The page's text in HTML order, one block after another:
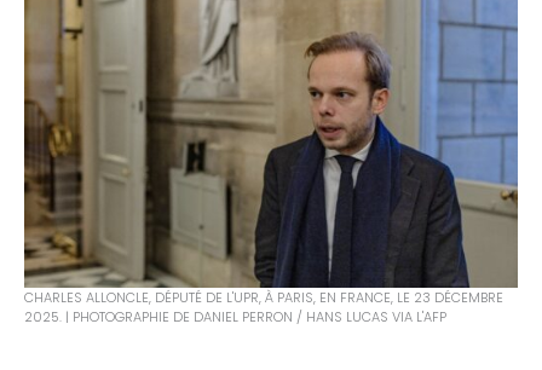
CHARLES ALLONCLE, DÉPUTÉ DE L'UPR, À PARIS, EN FRANCE, LE 23 DÉCEMBRE
2025. | PHOTOGRAPHIE DE DANIEL PERRON / HANS LUCAS VIA L'AFP